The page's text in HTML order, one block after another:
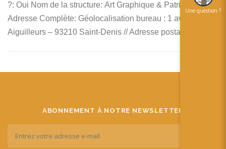
?: Oui Nom de la structure: Art Graphique & Patrimoine
Adresse Complète: Géolocalisation bureau : 1 avenue des
Aiguilleurs – 93210 Saint-Denis // Adresse postale : …
ABONNEMENT À NOTRE NEWSLETTER
Une question ?